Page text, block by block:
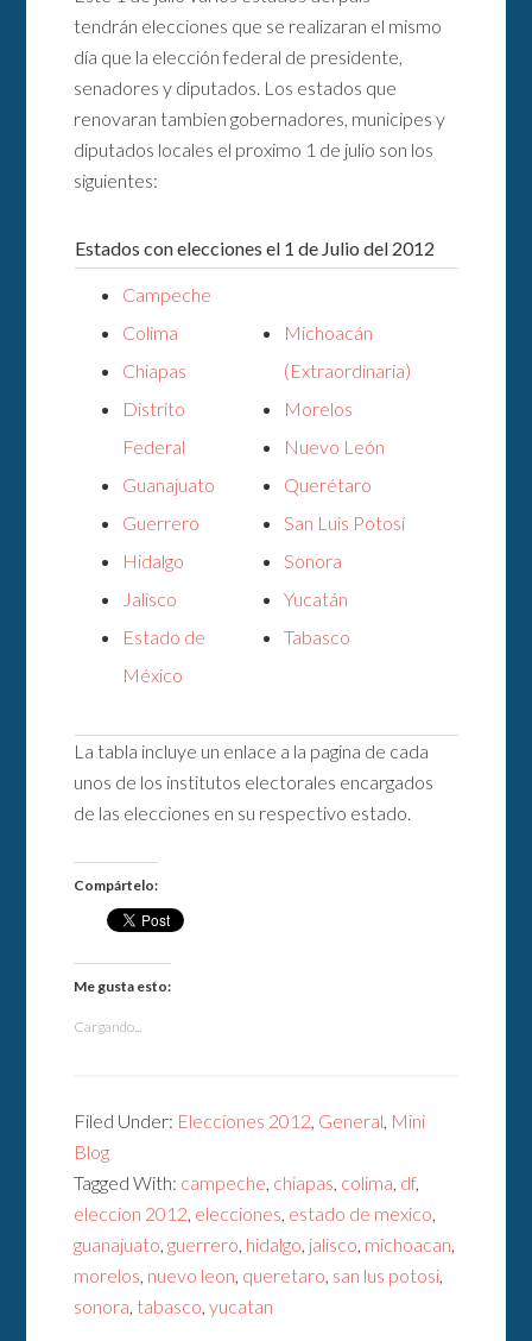
tendrán elecciones que se realizaran el mismo
día que la elección federal de presidente,
senadores y diputados. Los estados que
renovaran tambien gobernadores, municipes y
diputados locales el proximo 1 de julio son los
siguientes:
Estados con elecciones el 1 de Julio del 2012
Campeche
Colima
Chiapas
Distrito
Federal
Guanajuato
Guerrero
Hidalgo
Jalisco
Estado de
México
Michoacán
(Extraordinaria)
Morelos
Nuevo León
Querétaro
San Luis Potosí
Sonora
Yucatán
Tabasco
La tabla incluye un enlace a la pagina de cada
unos de los institutos electorales encargados
de las elecciones en su respectivo estado.
Compártelo:
Me gusta esto:
Cargando...
Filed Under: Elecciones 2012, General, Mini
Blog
Tagged With: campeche, chiapas, colima, df,
eleccion 2012, elecciones, estado de mexico,
guanajuato,guerrero, hidalgo, jalisco, michoacan,
morelos, nuevo leon, queretaro, san lus potosi,
sonora, tabasco,yucatan